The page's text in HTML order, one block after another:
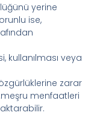
yerine
ise,
kullanılması veya
zarar
meşru menfaatleri